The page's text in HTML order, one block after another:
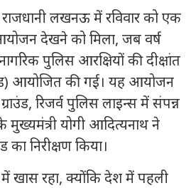
राजधानी लखनऊ में रविवार को एक
देखने को मिला, जब वर्ष
पुलिस आरक्षियों की दीक्षांत
आयोजित की गई। यह आयोजन
रिजर्व पुलिस लाइन्स में संपन्न
मुख्यमंत्री योगी आदित्यनाथ ने
निरीक्षण किया।
खास रहा, क्योंकि देश में पहली